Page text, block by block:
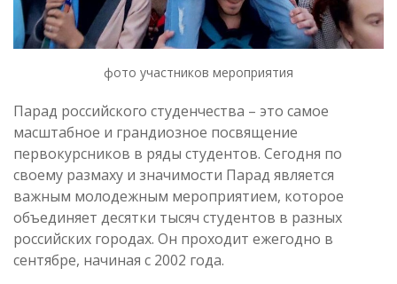
фото участников мероприятия
Парад российского студенчества – это самое
масштабное и грандиозное посвящение
первокурсников в ряды студентов. Сегодня по
своему размаху и значимости Парад является
важным молодежным мероприятием, которое
объединяет десятки тысяч студентов в разных
российских городах. Он проходит ежегодно в
сентябре, начиная с 2002 года.